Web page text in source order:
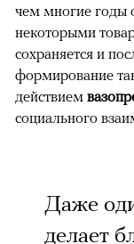
чем многие годы
некоторыми
сохраняется и
формирование
действием
социального
Даже
делает